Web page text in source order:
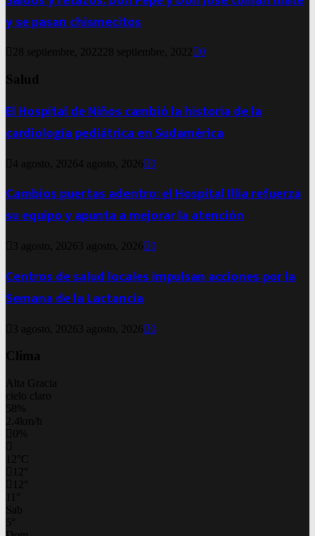
y se pasan chismecitos
28 septiembre, 202228 septiembre, 2022 0
Salud
El Hospital de Niños cambió la historia de la
cardiología pediátrica en Sudamérica
4 agosto, 20264 agosto, 2026 0
Cambios puertas adentro: el Hospital Illia refuerza
su equipo y apunta a mejorar la atención
3 agosto, 2026 3 agosto, 2026 0
Centros de salud locales impulsan acciones por la
Semana de la Lactancia
3 agosto, 2026 3 agosto, 2026 0
Clima
Alta Gracia
cielo claro
58%
2.4km/h
0%
C
Sab
5